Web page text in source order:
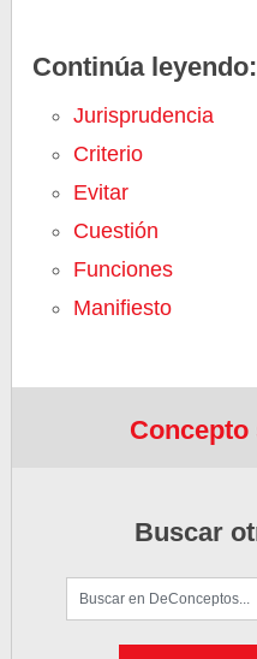
Continúa leyendo:
Jurisprudencia
Criterio
Evitar
Cuestión
Funciones
Manifiesto
Concepto
Buscar